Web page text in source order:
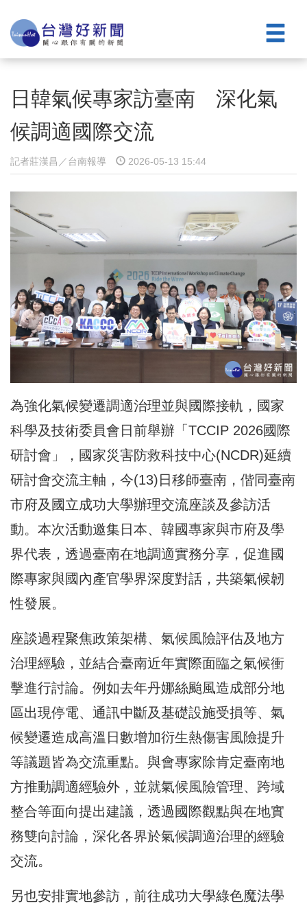
日韓氣候專家訪臺南 深化氣
候調適國際交流
記者莊漢昌／台南報導 2026-05-13 15:44
為強化氣候變遷調適治理並與國際接軌，國家
科學及技術委員會日前舉辦「TCCIP 2026國際
研討會」，國家災害防救科技中心(NCDR)延續
研討會交流主軸，今(13)日移師臺南，偕同臺南
市府及國立成功大學辦理交流座談及參訪活
動。本次活動邀集日本、韓國專家與市府及學
界代表，透過臺南在地調適實務分享，促進國
際專家與國內產官學界深度對話，共築氣候韌
性發展。
座談過程聚焦政策架構、氣候風險評估及地方
治理經驗，並結合臺南近年實際面臨之氣候衝
擊進行討論。例如去年丹娜絲颱風造成部分地
區出現停電、通訊中斷及基礎設施受損等、氣
候變遷造成高溫日數增加衍生熱傷害風險提升
等議題皆為交流重點。與會專家除肯定臺南地
方推動調適經驗外，並就氣候風險管理、跨域
整合等面向提出建議，透過國際觀點與在地實
務雙向討論，深化各界於氣候調適治理的經驗
交流。
另也安排實地參訪，前往成功大學綠色魔法學